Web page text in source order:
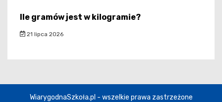
Ile gramów jest w kilogramie?
21 lipca 2026
WiarygodnaSzkoła.pl - wszelkie prawa zastrzeżone